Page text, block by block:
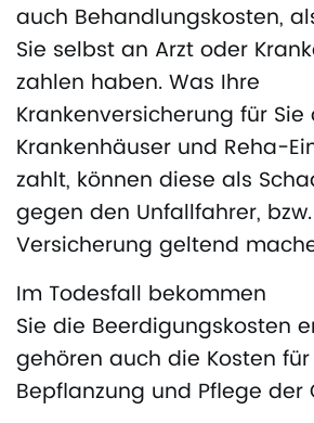
auch Behandlungskosten,
Sie selbst an Arzt oder
zahlen haben. Was Ihre
Krankenversicherung für Sie
Krankenhäuser und Reha-
zahlt, können diese als
gegen den Unfallfahrer,
Versicherung geltend
Im Todesfall bekommen
Sie die Beerdigungskosten
gehören auch die Kosten für
Bepflanzung und Pflege der